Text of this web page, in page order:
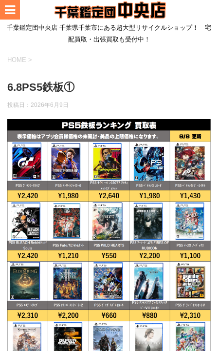
千葉鑑定団中央店 千葉県千葉市にある超大型リサイクルショップ！ 宅
配買取・出張買取も受付中！
HOME >
6.8PS5鉄板①
投稿日： 2026年6月9日